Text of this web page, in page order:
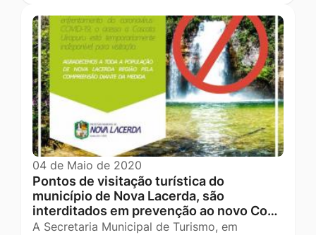
04 de Maio de 2020
Pontos de visitação turística do
município de Nova Lacerda, são
interditados em prevenção ao novo Co…
A Secretaria Municipal de Turismo, em